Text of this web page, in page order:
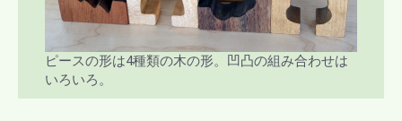
ピースの形は4種類の木の形。凹凸の組み合わせは
いろいろ。